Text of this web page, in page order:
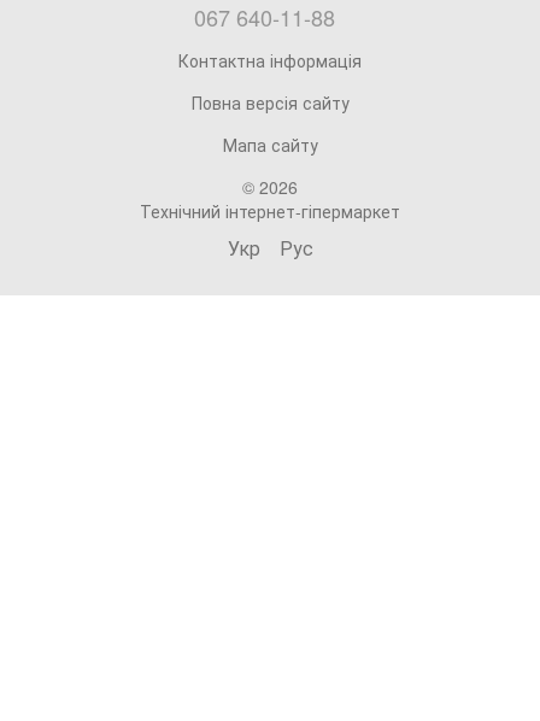
067 640-11-88
Контактна інформація
Повна версія сайту
Мапа сайту
© 2026
Технічний інтернет-гіпермаркет
Укр Рус